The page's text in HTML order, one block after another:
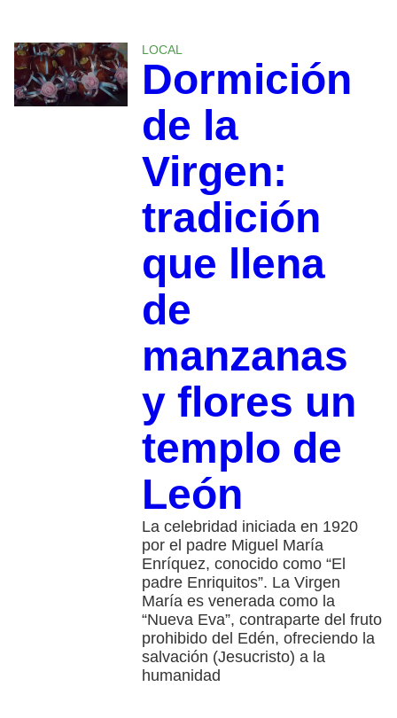
LOCAL
Dormición
de la
Virgen:
tradición
que llena
de
manzanas
y flores un
templo de
León
La celebridad iniciada en 1920
por el padre Miguel María
Enríquez, conocido como “El
padre Enriquitos”. La Virgen
María es venerada como la
“Nueva Eva”, contraparte del fruto
prohibido del Edén, ofreciendo la
salvación (Jesucristo) a la
humanidad